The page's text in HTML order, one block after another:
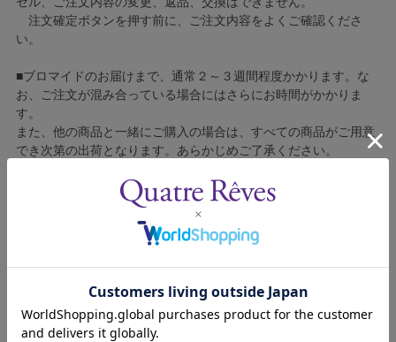
注文確定ボタンを押す前に、ご注文内容をよくご確認くださ
い。
■ブロマイドのお届けまで、通常２～３週間程度かかります。な
お、ご注文が混み合っている場合にはさらにお時間がかかりま
す。
また、他の商品と一緒にご購入の場合は、すべての商品がご用意
でき次第の出荷となります。あらかじめご了承ください。
■コンビニ決済をご利用の場合はご入金確認後の製造となりま
■ブロマイドの個包装はしておりません。
で、お手数ですが弊社カスタマーセンターへご連絡ください。